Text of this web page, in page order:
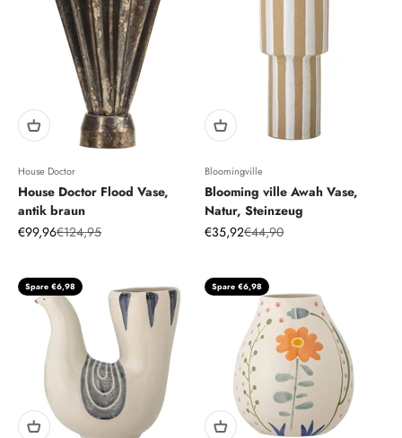
House Doctor
House Doctor Flood Vase,
antik braun
Angebot
€99,96Regulärer Preis
€124,95
Bloomingville
Blooming ville Awah Vase,
Natur, Steinzeug
Angebot
€35,92Regulärer Preis
€44,90
Spare €6,98 Spare €6,98